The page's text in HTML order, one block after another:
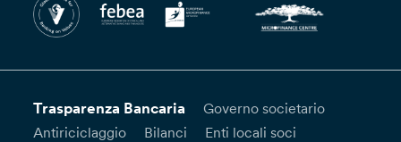
Trasparenza Bancaria
Governo societario
Antiriciclaggio
Bilanci
Enti locali soci